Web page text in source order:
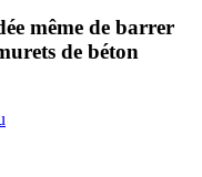
même de barrer
de béton